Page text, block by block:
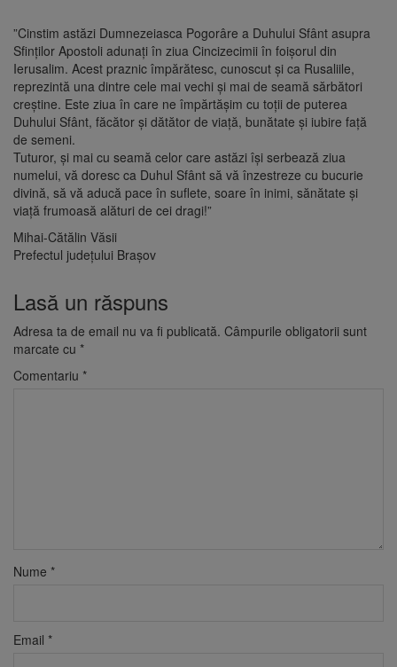
”Cinstim astăzi Dumnezeiasca Pogorâre a Duhului Sfânt asupra
Sfinţilor Apostoli adunaţi în ziua Cincizecimii în foişorul din
Ierusalim. Acest praznic împărătesc, cunoscut și ca Rusaliile,
reprezintă una dintre cele mai vechi și mai de seamă sărbători
creștine. Este ziua în care ne împărtășim cu toții de puterea
Duhului Sfânt, făcător și dătător de viață, bunătate și iubire față
de semeni.
Tuturor, și mai cu seamă celor care astăzi își serbează ziua
numelui, vă doresc ca Duhul Sfânt să vă înzestreze cu bucurie
divină, să vă aducă pace în suflete, soare în inimi, sănătate și
viață frumoasă alături de cei dragi!”
Mihai-Cătălin Văsii
Prefectul județului Brașov
Lasă un răspuns
Adresa ta de email nu va fi publicată. Câmpurile obligatorii sunt
marcate cu *
Comentariu *
Nume *
Email *